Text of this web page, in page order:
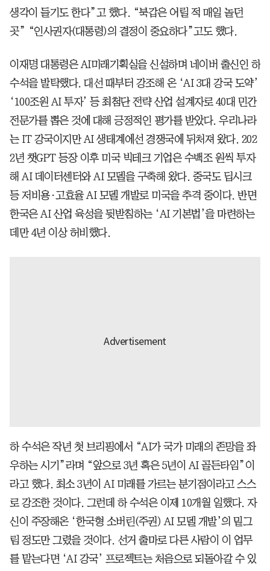
생각이 들기도 한다”고 했다. “북갑은 어릴 적 매일 놀던
곳” “인사권자(대통령)의 결정이 중요하다”고도 했다.
이재명 대통령은 AI미래기획실을 신설하며 네이버 출신인 하
수석을 발탁했다. 대선 때부터 강조해 온 ‘AI 3대 강국 도약’
‘100조원 AI 투자’ 등 최첨단 전략 산업 설계자로 40대 민간
전문가를 뽑은 것에 대해 긍정적인 평가를 받았다. 우리나라
는 IT 강국이지만 AI 생태계에선 경쟁국에 뒤처져 왔다. 202
2년 챗GPT 등장 이후 미국 빅테크 기업은 수백조 원씩 투자
해 AI 데이터센터와 AI 모델을 구축해 왔다. 중국도 딥시크
등 저비용·고효율 AI 모델 개발로 미국을 추격 중이다. 반면
한국은 AI 산업 육성을 뒷받침하는 ‘AI 기본법’을 마련하는
데만 4년 이상 허비했다.
하 수석은 작년 첫 브리핑에서 “AI가 국가 미래의 존망을 좌
우하는 시기”라며 “앞으로 3년 혹은 5년이 AI 골든타임”이
라고 했다. 최소 3년이 AI 미래를 가르는 분기점이라고 스스
로 강조한 것이다. 그런데 하 수석은 이제 10개월 일했다. 자
신이 주장해온 ‘한국형 소버린(주권) AI 모델 개발’의 밑그
림 정도만 그렸을 것이다. 선거 출마로 다른 사람이 이 업무
를 맡는다면 ‘AI 강국’ 프로젝트는 처음으로 되돌아갈 수 있